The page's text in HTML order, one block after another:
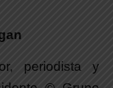
periodista y